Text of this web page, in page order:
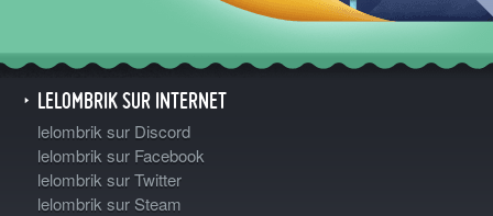
LELOMBRIK SUR INTERNET
lelombrik sur Discord
lelombrik sur Facebook
lelombrik sur Twitter
lelombrik sur Steam